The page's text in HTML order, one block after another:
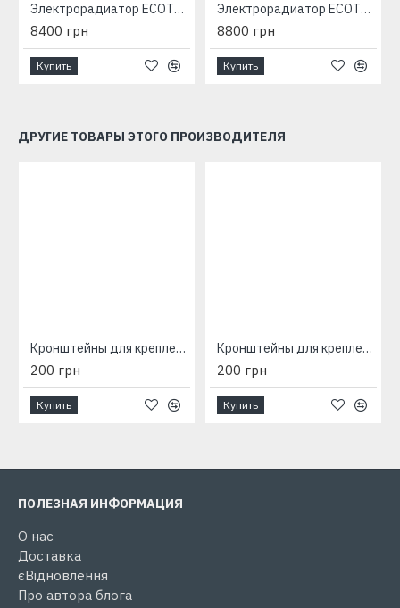
Электрорадиатор ECOTEPLO Elite 1100 (11 секций)
8400 грн
Купить
Электрорадиатор ECOTEPLO Elite 1300 (12 секций)
8800 грн
Купить
ДРУГИЕ ТОВАРЫ ЭТОГО ПРОИЗВОДИТЕЛЯ
Кронштейны для крепления на стену Электрорадиатора Оптимакс, 175 мм
200 грн
Купить
Кронштейны для крепления на стену Электрорадиатора Оптимакс, 230 мм
200 грн
Купить
ПОЛЕЗНАЯ ИНФОРМАЦИЯ
О нас
Доставка
єВідновлення
Про автора блога